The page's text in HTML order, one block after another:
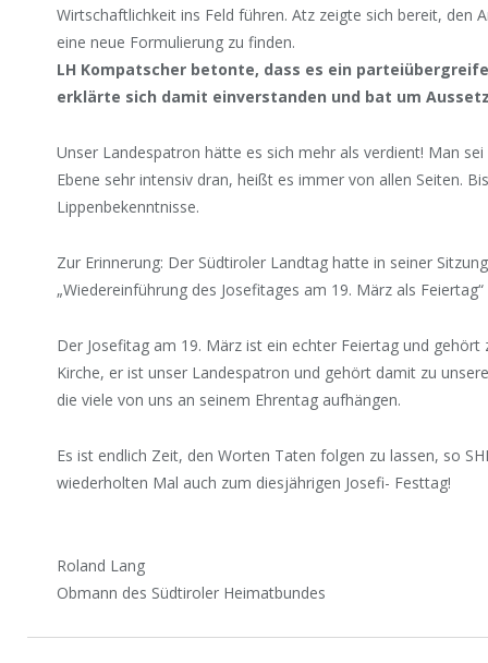
Wirtschaftlichkeit ins Feld führen. Atz zeigte sich bereit, den
eine neue Formulierung zu finden.
LH Kompatscher betonte, dass es ein
erklärte sich damit einverstanden und bat um
Unser Landespatron hätte es sich mehr als verdient! Man
Ebene sehr intensiv dran, heißt es immer von allen Seiten.
Lippenbekenntnisse.
Zur Erinnerung: Der Südtiroler Landtag hatte in seiner
„Wiedereinführung des Josefitages am 19. März als
Der Josefitag am 19. März ist ein echter Feiertag und
Kirche, er ist unser Landespatron und gehört damit zu
die viele von uns an seinem Ehrentag aufhängen.
Es ist endlich Zeit, den Worten Taten folgen zu lassen, so
wiederholten Mal auch zum diesjährigen Josefi- Festtag!
Roland Lang
Obmann des Südtiroler Heimatbundes